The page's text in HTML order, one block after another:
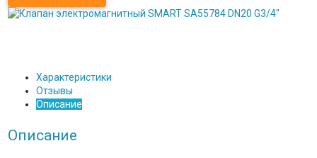
Характеристики
Отзывы
Описание
Описание